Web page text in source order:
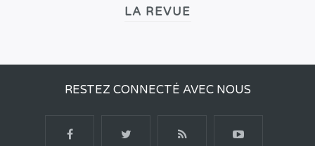
LA REVUE
RESTEZ CONNECTÉ AVEC NOUS